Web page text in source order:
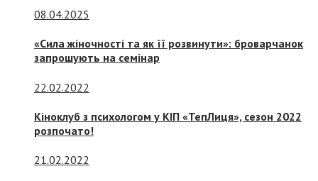
08.04.2025
«Сила жіночності та як її розвинути»: броварчанок
запрошують на семінар
22.02.2022
Кіноклуб з психологом у КІП «ТепЛиця», сезон 2022
розпочато!
21.02.2022